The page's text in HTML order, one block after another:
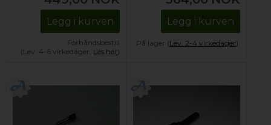
Legg i kurven
Forhåndsbestill
(Lev. 4-6 virkedager. Les her)
Legg i kurven
På lager (Lev. 2-4 virkedager).